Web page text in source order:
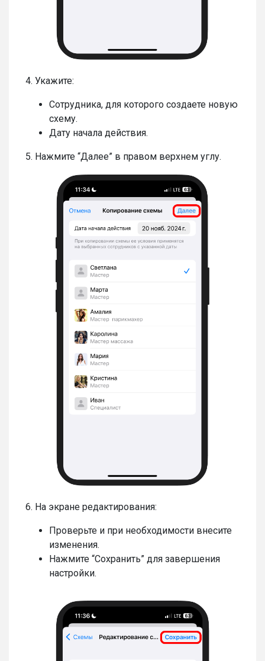
4. Укажите:
Сотрудника, для которого создаете новую
схему.
Дату начала действия.
5. Нажмите “Далее” в правом верхнем углу.
6. На экране редактирования:
Проверьте и при необходимости внесите
изменения.
Нажмите “Сохранить” для завершения
настройки.